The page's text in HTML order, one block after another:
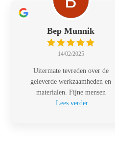
Bep Munnik
14/02/2025
Uitermate tevreden over de
geleverde werkzaamheden en
materialen. Fijne mensen
Lees verder